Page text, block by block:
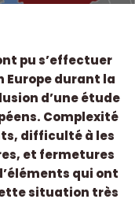
pu s’effectuer
durant la
d’une étude
Complexité
difficulté à les
et fermetures
qui ont
situation très